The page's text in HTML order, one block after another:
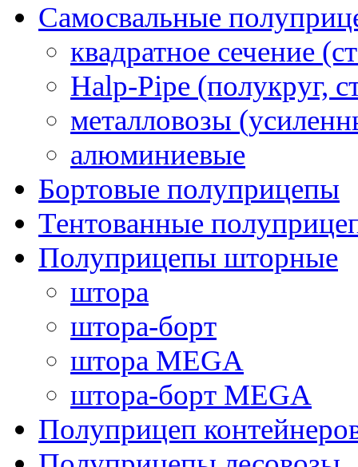
Самосвальные
квадратное сечение
Halp-Pipe (полукруг,
металловозы
алюминиевые
Бортовые полуприцепы
Тентованные
Полуприцепы шторные
штора
штора-борт
штора MEGA
штора-борт MEGA
Полуприцеп